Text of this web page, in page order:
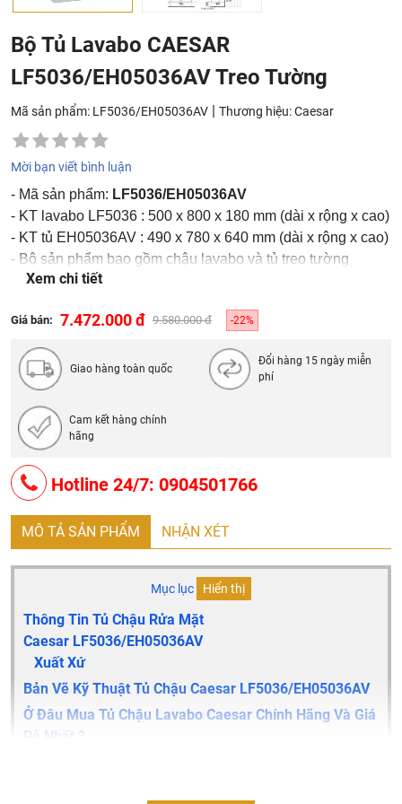
Bộ Tủ Lavabo CAESAR
LF5036/EH05036AV Treo Tường
Mã sản phẩm: LF5036/EH05036AV | Thương hiệu:Caesar
Mời bạn viết bình luận
- Mã sản phẩm: LF5036/EH05036AV
- KT lavabo LF5036 : 500 x 800 x 180 mm (dài x rộng x cao)
- KT tủ EH05036AV : 490 x 780 x 640 mm (dài x rộng x cao)
- Bộ sản phẩm bao gồm chậu lavabo và tủ treo tường
Sản phẩm không bao gồm vòi, bộ xả
Xem chi tiết
Giá bán: 7.472.000 đ 9.580.000 đ -22%
Giao hàng toàn quốc
Đổi hàng 15 ngày miễn
phí
Cam kết hàng chính
hãng
Hotline 24/7: 0904501766
MÔ TẢ SẢN PHẨM NHẬN XÉT
Mục lục Hiển thị
Thông Tin Tủ Chậu Rửa Mặt
Caesar LF5036/EH05036AV
Xuất Xứ
Bản Vẽ Kỹ Thuật Tủ Chậu Caesar LF5036/EH05036AV
Ở Đâu Mua Tủ Chậu Lavabo Caesar Chính Hãng Và Giá
Rẻ Nhất ?